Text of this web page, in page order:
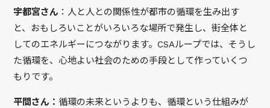
宇都宮さん ：人と人との関係性が都市の循環を生み出す
と、おもしろいことがいろいろな場所で発生し、街全体と
してのエネルギーにつながります。CSAループでは、そうし
た循環を、心地よい社会のための手段として作っていくつ
もりです。
平間さん：循環の未来というよりも、循環という仕組みが